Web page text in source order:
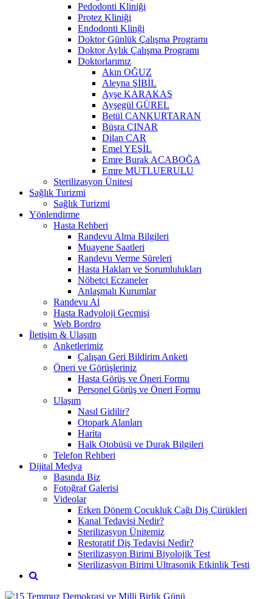
Pedodonti Kliniği
Protez Kliniği
Endodonti Klinği
Doktor Günlük Çalışma Programı
Doktor Aylık Çalışma Programı
Doktorlarımız
Akın OĞUZ
Aleyna ŞİBİL
Ayşe KARAKAŞ
Ayşegül GÜREL
Betül CANKURTARAN
Büşra ÇINAR
Dilan CAR
Emel YEŞİL
Emre Burak ACABOĞA
Emre MUTLUERULU
Sterilizasyon Ünitesi
Sağlık Turizmi
Sağlık Turizmi
Yönlendirme
Hasta Rehberi
Randevu Alma Bilgileri
Muayene Saatleri
Randevu Verme Süreleri
Hasta Hakları ve Sorumlulukları
Nöbetçi Eczaneler
Anlaşmalı Kurumlar
Randevu Al
Hasta Radyoloji Geçmişi
Web Bordro
İletişim & Ulaşım
Anketlerimiz
Çalışan Geri Bildirim Anketi
Öneri ve Görüşleriniz
Hasta Görüş ve Öneri Formu
Personel Görüş ve Öneri Formu
Ulaşım
Nasıl Gidilir?
Otopark Alanları
Harita
Halk Otobüsü ve Durak Bilgileri
Telefon Rehberi
Dijital Medya
Basında Biz
Fotoğraf Galerisi
Videolar
Erken Dönem Çocukluk Çağı Diş Çürükleri
Kanal Tedavisi Nedir?
Sterilizasyon Ünitemiz
Restoratif Diş Tedavisi Nedir?
Sterilizasyon Birimi Biyolojik Test
Sterilizasyon Birimi Ultrasonik Etkinlik Testi